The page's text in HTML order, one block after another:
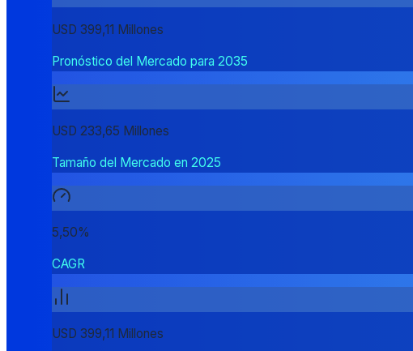
USD 399,11 Millones
Pronóstico del Mercado para 2035
USD 233,65 Millones
Tamaño del Mercado en 2025
5,50%
CAGR
USD 399,11 Millones